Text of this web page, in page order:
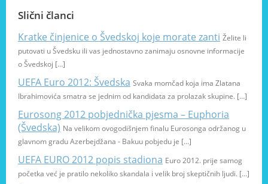
Slični članci
Kratke činjenice o Švedskoj koje morate zanti Želite li
putovati u Švedsku ili vas jednostavno zanimaju osnovne informacije
o Švedskoj […]
UEFA Euro 2012: Švedska Svaka momčad koja ima Zlatana
Ibrahimovića smatra se jednim od kandidata za prolazak skupine. […]
Eurosong 2012 pobjednička pjesma – Euphoria
(Švedska) Na velikom ovogodišnjem finalu Eurosonga održanog u
glavnom gradu Azerbejdžana - Bakuu pobjedu je […]
UEFA EURO 2012 popis stadiona Euro 2012. prije samog
početka već je pratilo nekoliko skandala i velik broj skeptičnih ljudi. […]